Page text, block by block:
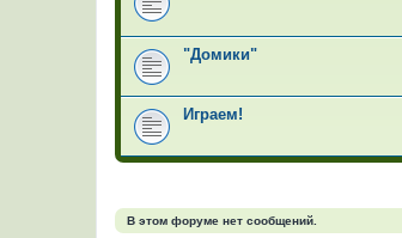
"Домики"
Играем!
В этом форуме нет сообщений.